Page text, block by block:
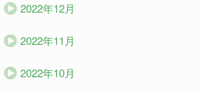
2022年12月
2022年11月
2022年10月